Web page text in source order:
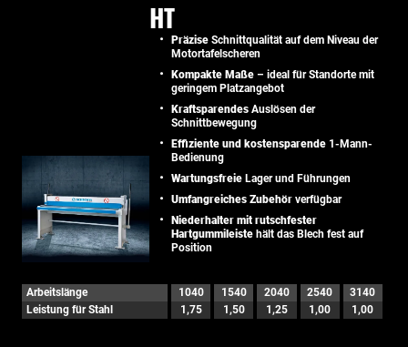
HT
Präzise Schnittqualität auf dem Niveau der
Motortafelscheren
Kompakte Maße – ideal für Standorte mit
geringem Platzangebot
Kraftsparendes Auslösen der
Schnittbewegung
Effiziente und kostensparende 1-Mann-
Bedienung
Wartungsfreie Lager und Führungen
Umfangreiches Zubehör verfügbar
Niederhalter mit rutschfester
Hartgummileiste hält das Blech fest auf
Position
Arbeitslänge 1040 1540 2040 2540
3140
Leistung für Stahl
1,75 1,50 1,25 1,00 1,00